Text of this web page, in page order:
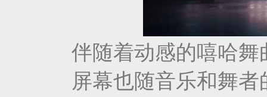
伴随着动感的嘻哈舞
屏幕也随音乐和舞